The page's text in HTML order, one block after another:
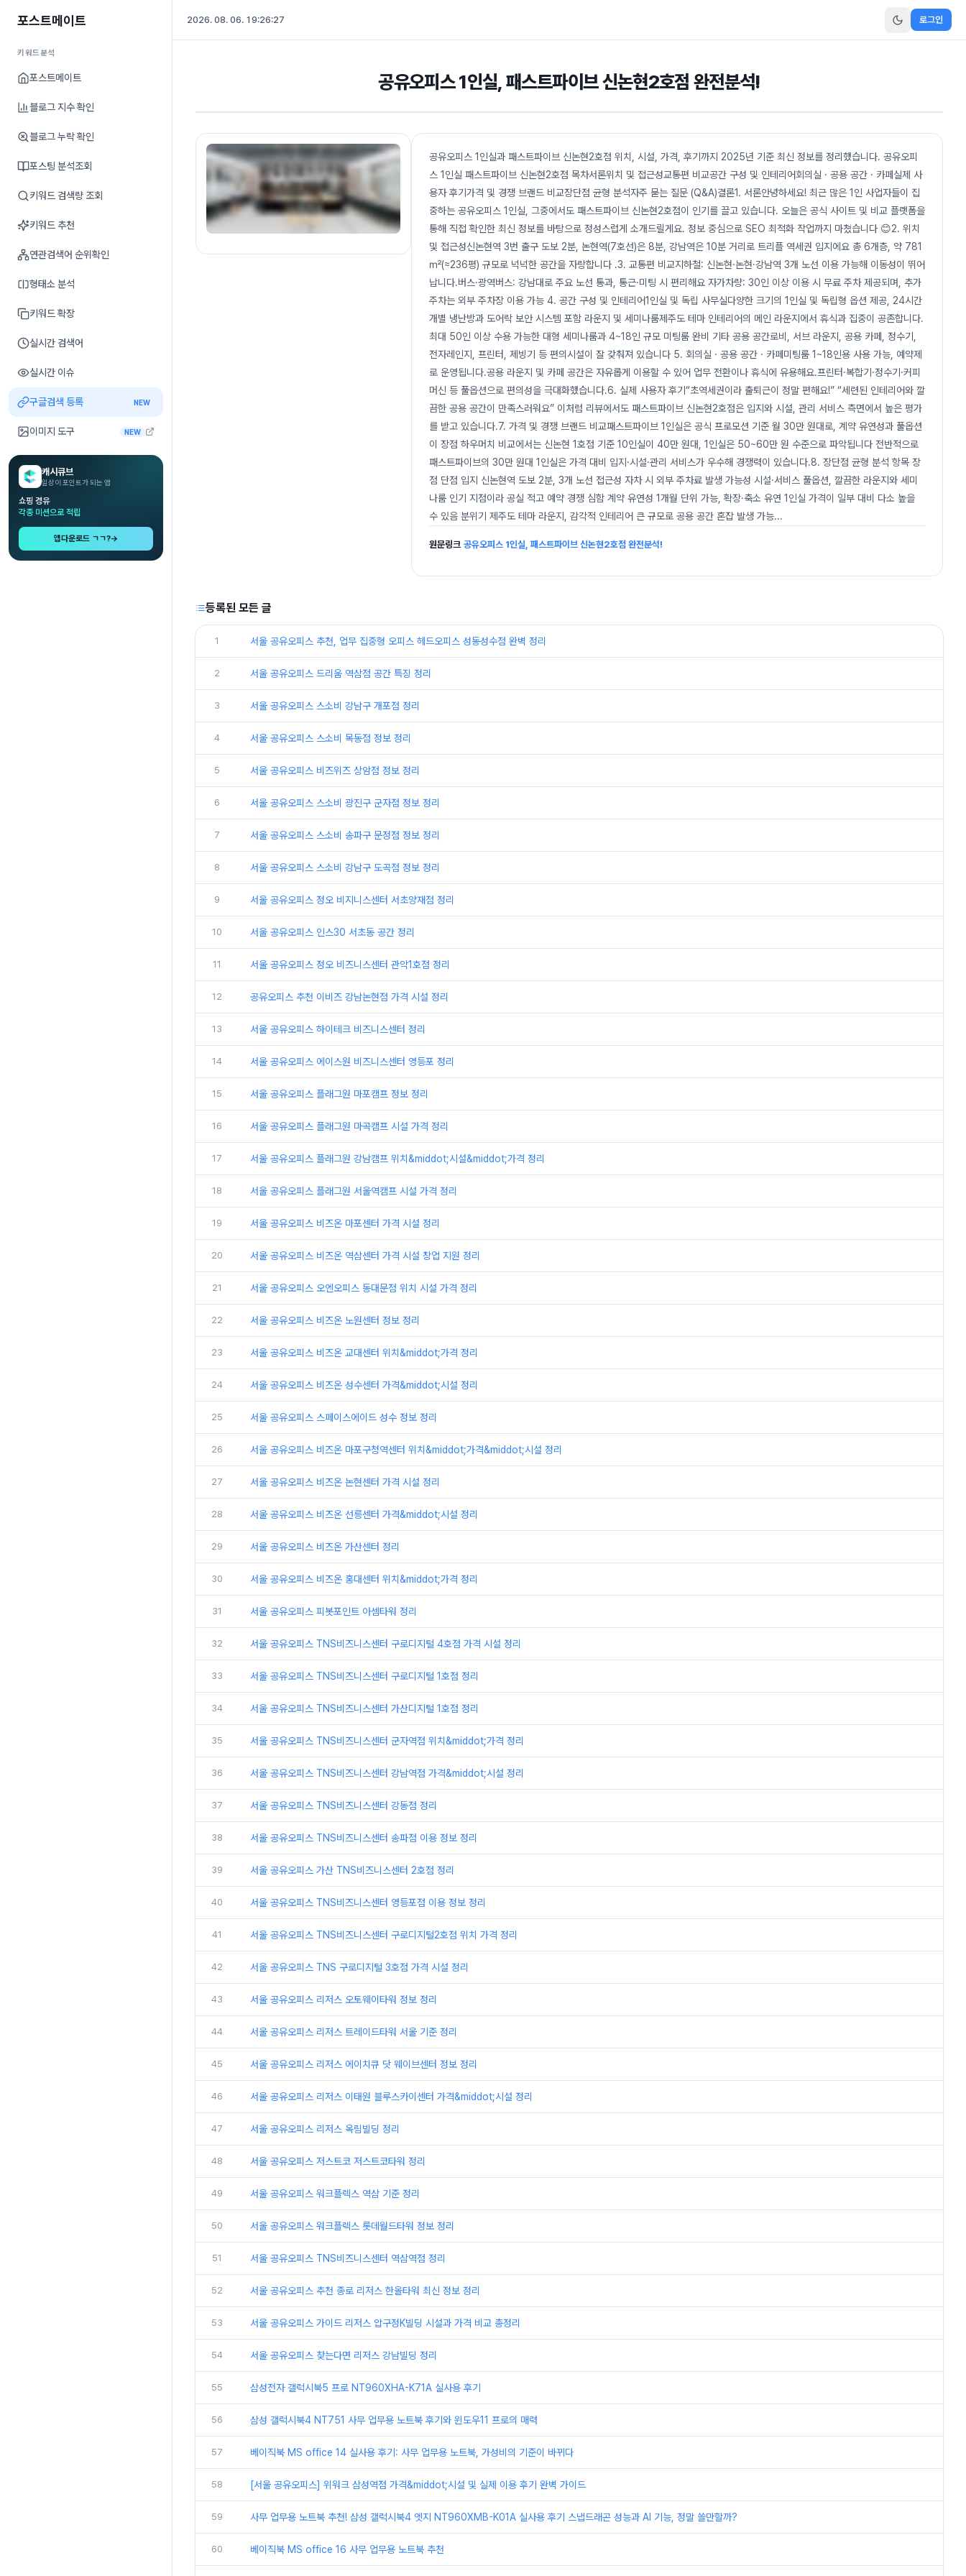
포스트메이트
키워드분석
포스트메이트
블로그 지수 확인
블로그 누락 확인
포스팅 분석조회
키워드 검색량 조회
키워드 추천
연관검색어 순위확인
형태소 분석
키워드 확장
실시간 검색어
실시간 이슈
구글검색 등록 NEW
이미지 도구 NEW
캐시큐브
일상이 포인트가 되는 앱
쇼핑 경유
각종 미션으로 적립
앱다운로드 ㄱㄱ?→
2026. 08. 06. 19:26:28 로그인
공유오피스 1인실, 패스트파이브 신논현2호점 완전분석!
공유오피스 1인실과 패스트파이브 신논현2호점 위치, 시설, 가격, 후기까지 2025년 기준 최신 정보를 정리했습니다. 공유오피
스 1인실 패스트파이브 신논현2호점 목차서론위치 및 접근성교통편 비교공간 구성 및 인테리어회의실 · 공용 공간 · 카페실제 사
용자 후기가격 및 경쟁 브랜드 비교장단점 균형 분석자주 묻는 질문 (Q&A)결론1. 서론안녕하세요! 최근 많은 1인 사업자들이 집
중하는 공유오피스 1인실, 그중에서도 패스트파이브 신논현2호점이 인기를 끌고 있습니다. 오늘은 공식 사이트 및 비교 플랫폼을
통해 직접 확인한 최신 정보를 바탕으로 정성스럽게 소개드릴게요. 정보 중심으로 SEO 최적화 작업까지 마쳤습니다 😊2. 위치
및 접근성신논현역 3번 출구 도보 2분, 논현역(7호선)은 8분, 강남역은 10분 거리로 트리플 역세권 입지에요 총 6개층, 약 781
㎡(≈236평) 규모로 넉넉한 공간을 자랑합니다 .3. 교통편 비교지하철: 신논현·논현·강남역 3개 노선 이용 가능해 이동성이 뛰어
납니다.버스·광역버스: 강남대로 주요 노선 통과, 통근·미팅 시 편리해요 자가차량: 30인 이상 이용 시 무료 주차 제공되며, 추가
주차는 외부 주차장 이용 가능 4. 공간 구성 및 인테리어1인실 및 독립 사무실다양한 크기의 1인실 및 독립형 옵션 제공, 24시간
개별 냉난방과 도어락 보안 시스템 포함 라운지 및 세미나룸제주도 테마 인테리어의 메인 라운지에서 휴식과 집중이 공존합니다.
최대 50인 이상 수용 가능한 대형 세미나룸과 4~18인 규모 미팅룸 완비 기타 공용 공간로비, 서브 라운지, 공용 카페, 정수기,
전자레인지, 프린터, 제빙기 등 편의시설이 잘 갖춰져 있습니다 5. 회의실 · 공용 공간 · 카페미팅룸 1~18인용 사용 가능, 예약제
로 운영됩니다.공용 라운지 및 카페 공간은 자유롭게 이용할 수 있어 업무 전환이나 휴식에 유용해요.프린터·복합기·정수기·커피
머신 등 풀옵션으로 편의성을 극대화했습니다.6. 실제 사용자 후기“초역세권이라 출퇴근이 정말 편해요!” “세련된 인테리어와 깔
끔한 공용 공간이 만족스러워요” 이처럼 리뷰에서도 패스트파이브 신논현2호점은 입지와 시설, 관리 서비스 측면에서 높은 평가
를 받고 있습니다.7. 가격 및 경쟁 브랜드 비교패스트파이브 1인실은 공식 프로모션 기준 월 30만 원대로, 계약 유연성과 풀옵션
이 장점 하우머치 비교에서는 신논현 1호점 기준 10인실이 40만 원대, 1인실은 50~60만 원 수준으로 파악됩니다 전반적으로
패스트파이브의 30만 원대 1인실은 가격 대비 입지·시설·관리 서비스가 우수해 경쟁력이 있습니다.8. 장단점 균형 분석 항목 장
점 단점 입지 신논현역 도보 2분, 3개 노선 접근성 자차 시 외부 주차료 발생 가능성 시설·서비스 풀옵션, 깔끔한 라운지와 세미
나룸 인기 지점이라 공실 적고 예약 경쟁 심함 계약 유연성 1개월 단위 가능, 확장·축소 유연 1인실 가격이 일부 대비 다소 높을
수 있음 분위기 제주도 테마 라운지, 감각적 인테리어 큰 규모로 공용 공간 혼잡 발생 가능...
원문링크 공유오피스 1인실, 패스트파이브 신논현2호점 완전분석!
등록된 모든 글
1 서울 공유오피스 추천, 업무 집중형 오피스 헤드오피스 성동성수점 완벽 정리
2 서울 공유오피스 드리움 역삼점 공간 특징 정리
3 서울 공유오피스 스소비 강남구 개포점 정리
4 서울 공유오피스 스소비 목동점 정보 정리
5 서울 공유오피스 비즈위즈 상암점 정보 정리
6 서울 공유오피스 스소비 광진구 군자점 정보 정리
7 서울 공유오피스 스소비 송파구 문정점 정보 정리
8 서울 공유오피스 스소비 강남구 도곡점 정보 정리
9 서울 공유오피스 정오 비지니스센터 서초양재점 정리
10 서울 공유오피스 인스30 서초동 공간 정리
11 서울 공유오피스 정오 비즈니스센터 관악1호점 정리
12 공유오피스 추천 이비즈 강남논현점 가격 시설 정리
13 서울 공유오피스 하이테크 비즈니스센터 정리
14 서울 공유오피스 에이스원 비즈니스센터 영등포 정리
15 서울 공유오피스 플래그원 마포캠프 정보 정리
16 서울 공유오피스 플래그원 마곡캠프 시설 가격 정리
17 서울 공유오피스 플래그원 강남캠프 위치&middot;시설&middot;가격 정리
18 서울 공유오피스 플래그원 서울역캠프 시설 가격 정리
19 서울 공유오피스 비즈온 마포센터 가격 시설 정리
20 서울 공유오피스 비즈온 역삼센터 가격 시설 창업 지원 정리
21 서울 공유오피스 오엔오피스 동대문점 위치 시설 가격 정리
22 서울 공유오피스 비즈온 노원센터 정보 정리
23 서울 공유오피스 비즈온 교대센터 위치&middot;가격 정리
24 서울 공유오피스 비즈온 성수센터 가격&middot;시설 정리
25 서울 공유오피스 스페이스에이드 성수 정보 정리
26 서울 공유오피스 비즈온 마포구청역센터 위치&middot;가격&middot;시설 정리
27 서울 공유오피스 비즈온 논현센터 가격 시설 정리
28 서울 공유오피스 비즈온 선릉센터 가격&middot;시설 정리
29 서울 공유오피스 비즈온 가산센터 정리
30 서울 공유오피스 비즈온 홍대센터 위치&middot;가격 정리
31 서울 공유오피스 피봇포인트 아셈타워 정리
32 서울 공유오피스 TNS비즈니스센터 구로디지털 4호점 가격 시설 정리
33 서울 공유오피스 TNS비즈니스센터 구로디지털 1호점 정리
34 서울 공유오피스 TNS비즈니스센터 가산디지털 1호점 정리
35 서울 공유오피스 TNS비즈니스센터 군자역점 위치&middot;가격 정리
36 서울 공유오피스 TNS비즈니스센터 강남역점 가격&middot;시설 정리
37 서울 공유오피스 TNS비즈니스센터 강동점 정리
38 서울 공유오피스 TNS비즈니스센터 송파점 이용 정보 정리
39 서울 공유오피스 가산 TNS비즈니스센터 2호점 정리
40 서울 공유오피스 TNS비즈니스센터 영등포점 이용 정보 정리
41 서울 공유오피스 TNS비즈니스센터 구로디지털2호점 위치 가격 정리
42 서울 공유오피스 TNS 구로디지털 3호점 가격 시설 정리
43 서울 공유오피스 리저스 오토웨이타워 정보 정리
44 서울 공유오피스 리저스 트레이드타워 서울 기준 정리
45 서울 공유오피스 리저스 에이치큐 닷 웨이브센터 정보 정리
46 서울 공유오피스 리저스 이태원 블루스카이센터 가격&middot;시설 정리
47 서울 공유오피스 리저스 옥림빌딩 정리
48 서울 공유오피스 저스트코 저스트코타워 정리
49 서울 공유오피스 워크플렉스 역삼 기준 정리
50 서울 공유오피스 워크플렉스 롯데월드타워 정보 정리
51 서울 공유오피스 TNS비즈니스센터 역삼역점 정리
52 서울 공유오피스 추천 종로 리저스 한올타워 최신 정보 정리
53 서울 공유오피스 가이드 리저스 압구정K빌딩 시설과 가격 비교 총정리
54 서울 공유오피스 찾는다면 리저스 강남빌딩 정리
55 삼성전자 갤럭시북5 프로 NT960XHA-K71A 실사용 후기
56 삼성 갤럭시북4 NT751 사무 업무용 노트북 후기와 윈도우11 프로의 매력
57 베이직북 MS office 14 실사용 후기: 사무 업무용 노트북, 가성비의 기준이 바뀌다
58 [서울 공유오피스] 위워크 삼성역점 가격&middot;시설 및 실제 이용 후기 완벽 가이드
59 사무 업무용 노트북 추천! 삼성 갤럭시북4 엣지 NT960XMB-K01A 실사용 후기 스냅드래곤 성능과 AI 기능, 정말 쓸만할까?
60 베이직북 MS office 16 사무 업무용 노트북 추천